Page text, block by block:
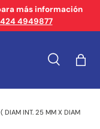
más información
4949877
Buscar
DIAM INT. 25 MM X DIAM